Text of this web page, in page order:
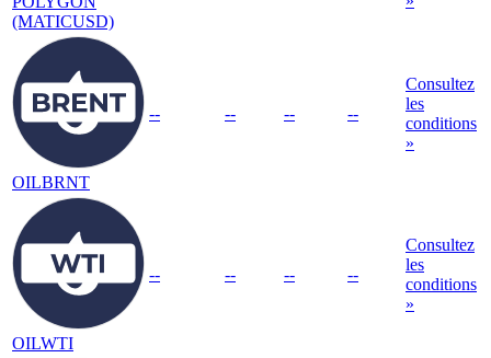
(MATICUSD)
OILBRNT
-- -- -- --
Consultez
les
conditions
»
OILWTI
-- -- -- --
Consultez
les
conditions
»